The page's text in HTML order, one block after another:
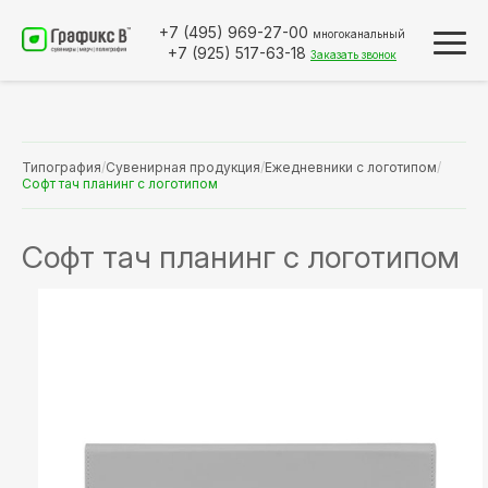
+7 (495) 969-27-00 многоканальный
+7 (925) 517-63-18 Заказать звонок
Типография/Сувенирная продукция/Ежедневники с логотипом/
Софт тач планинг с логотипом
Софт тач планинг с логотипом